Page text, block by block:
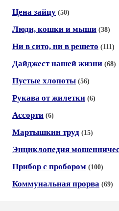
Цена зайцу (50)
Люди, кошки и мыши (38)
Ни в сито, ни в решето (111)
Дайджест нашей жизни (68)
Пустые хлопоты (56)
Рукава от жилетки (6)
Ассорти (6)
Мартышкин труд (15)
Энциклопедия
Прибор с пробором (100)
Коммунальная прорва (69)